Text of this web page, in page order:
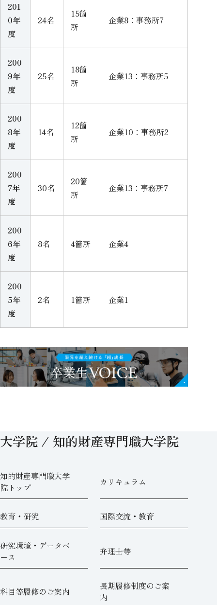
201
0年
度
24名
15箇
所
企業8：事務所7
200
9年
度
25名
18箇
所
企業13：事務所5
200
8年
度
14名
12箇
所
企業10：事務所2
200
7年
度
30名
20箇
所
企業13：事務所7
200
6年
度
8名 4箇所 企業4
200
5年
度
2名 1箇所 企業1
大学院 / 知的財産専門職大学院
知的財産専門職大学
院トップ
カリキュラム
教育・研究 国際交流・教育
研究環境・データベ
ース
弁理士等
科目等履修のご案内
長期履修制度のご案
内